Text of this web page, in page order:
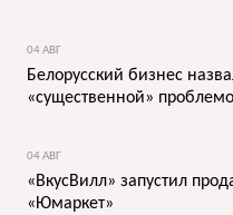
04 АВГ
Белорусский бизнес
«существенной»
04 АВГ
«ВкусВилл» запустил
«Юмаркет»